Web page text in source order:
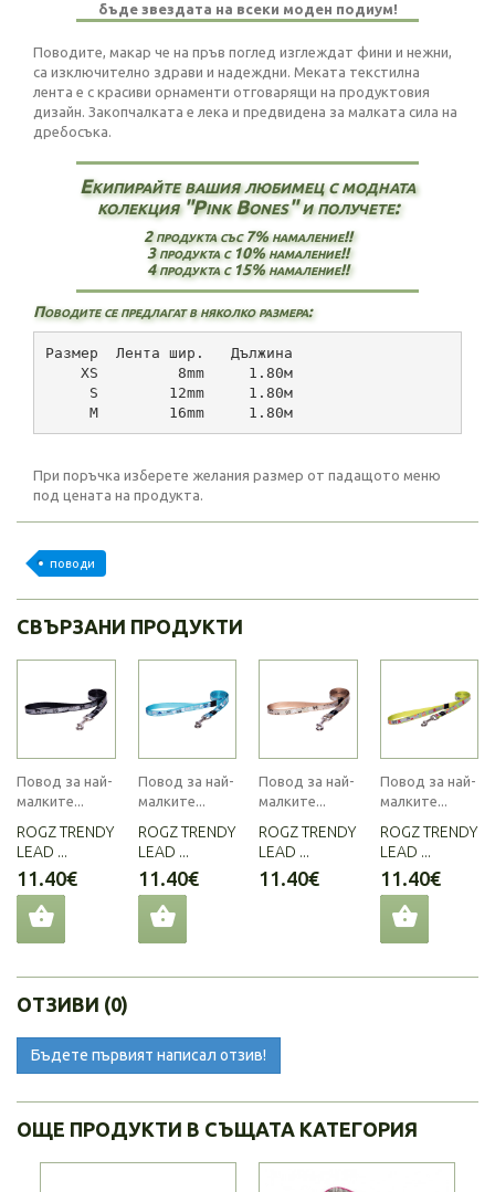
бъде звездата на всеки моден подиум!
Поводите, макар че на пръв поглед изглеждат фини и нежни,
са изключително здрави и надеждни. Меката текстилна
лента е с красиви орнаменти отговарящи на продуктовия
дизайн. Закопчалката е лека и предвидена за малката сила на
дребосъка.
Екипирайте вашия любимец с модната
колекция "Pink Bones" и получете:
2 продукта със 7% намаление!!
3 продукта с 10% намаление!!
4 продукта с 15% намаление!!
Поводите се предлагат в няколко размера:
Размер  Лента шир.   Дължина
    XS         8mm     1.80м
     S        12mm     1.80м
     М        16mm     1.80м
При поръчка изберете желания размер от падащото меню
под цената на продукта.
поводи
СВЪРЗАНИ ПРОДУКТИ
Повод за най-
малките...
ROGZ TRENDY
LEAD ...
11.40€
Повод за най-
малките...
ROGZ TRENDY
LEAD ...
11.40€
Повод за най-
малките...
ROGZ TRENDY
LEAD ...
11.40€
Повод за най-
малките...
ROGZ TRENDY
LEAD ...
11.40€
ОТЗИВИ (0)
Бъдете първият написал отзив!
ОЩЕ ПРОДУКТИ В СЪЩАТА КАТЕГОРИЯ